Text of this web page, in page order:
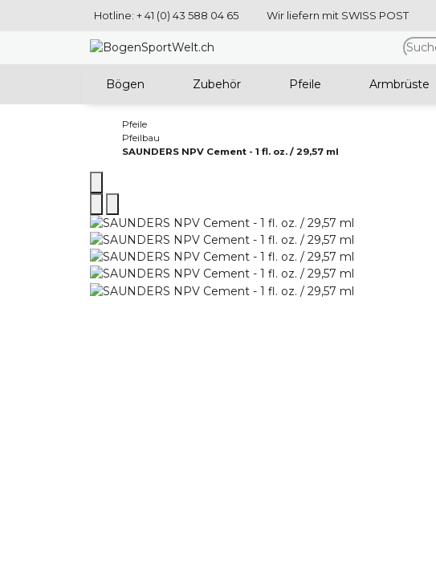
Hotline: + 41 (0) 43 588 04 65 Wir liefern mit SWISS POST
Bögen Zubehör Pfeile Armbrüste
Pfeile
Pfeilbau
SAUNDERS NPV Cement - 1 fl. oz. / 29,57 ml